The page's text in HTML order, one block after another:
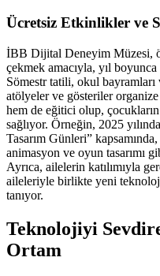
Ücretsiz Etkinlikler ve
İBB Dijital Deneyim Müzesi,
çekmek amacıyla, yıl
Sömestr tatili, okul
atölyeler ve gösteriler
hem de eğitici olup,
sağlıyor. Örneğin, 2025
Tasarım Günleri”
animasyon ve oyun tasarımı
Ayrıca, ailelerin katılımıyla
aileleriyle birlikte yeni
tanıyor.
Teknolojiyi
Ortam